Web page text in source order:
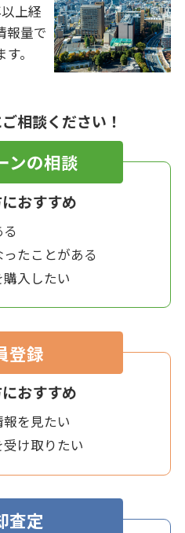
上経
報量で
。
相談ください！
ンの相談
おすすめ
る
ったことがある
購入したい
登録
おすすめ
報を見たい
受け取りたい
査定